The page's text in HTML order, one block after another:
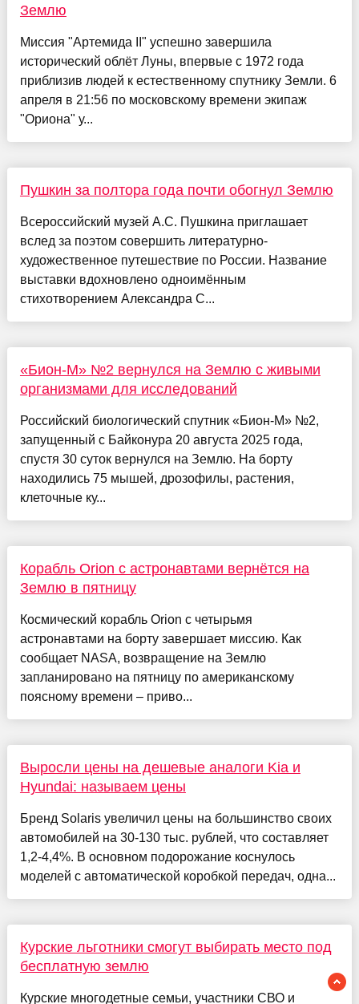
Землю
Миссия "Артемида II" успешно завершила
исторический облёт Луны, впервые с 1972 года
приблизив людей к естественному спутнику Земли. 6
апреля в 21:56 по московскому времени экипаж
"Ориона" у...
Пушкин за полтора года почти обогнул Землю
Всероссийский музей А.С. Пушкина приглашает
вслед за поэтом совершить литературно-
художественное путешествие по России. Название
выставки вдохновлено одноимённым
стихотворением Александра С...
«Бион-М» №2 вернулся на Землю с живыми
организмами для исследований
Российский биологический спутник «Бион-М» №2,
запущенный с Байконура 20 августа 2025 года,
спустя 30 суток вернулся на Землю. На борту
находились 75 мышей, дрозофилы, растения,
клеточные ку...
Корабль Orion с астронавтами вернётся на
Землю в пятницу
Космический корабль Orion с четырьмя
астронавтами на борту завершает миссию. Как
сообщает NASA, возвращение на Землю
запланировано на пятницу по американскому
поясному времени – приво...
Выросли цены на дешевые аналоги Kia и
Hyundai: называем цены
Бренд Solaris увеличил цены на большинство своих
автомобилей на 30-130 тыс. рублей, что составляет
1,2-4,4%. В основном подорожание коснулось
моделей с автоматической коробкой передач, одна...
Курские льготники смогут выбирать место под
бесплатную землю
Курские многодетные семьи, участники СВО и